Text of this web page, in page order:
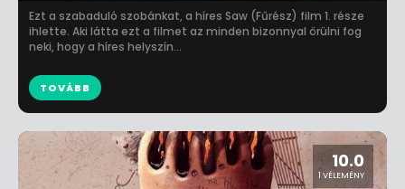
Ezt a szabaduló szobánkat, a híres Saw (Fűrész) film 1. része
ihlette. Aki látta ezt a filmet az minden bizonnyal örülni fog
neki, hogy a híres helyszín...
TOVÁBB
10.0
1 VÉLEMÉNY